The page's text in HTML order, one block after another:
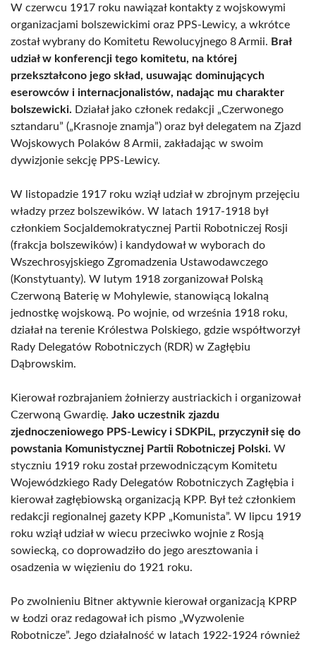
W czerwcu 1917 roku nawiązał kontakty z wojskowymi
organizacjami bolszewickimi oraz PPS-Lewicy, a wkrótce
został wybrany do Komitetu Rewolucyjnego 8 Armii. Brał
udział w konferencji tego komitetu, na której
przekształcono jego skład, usuwając dominujących
eserowców i internacjonalistów, nadając mu charakter
bolszewicki. Działał jako członek redakcji „Czerwonego
sztandaru” („Krasnoje znamja”) oraz był delegatem na Zjazd
Wojskowych Polaków 8 Armii, zakładając w swoim
dywizjonie sekcję PPS-Lewicy.
W listopadzie 1917 roku wziął udział w zbrojnym przejęciu
władzy przez bolszewików. W latach 1917-1918 był
członkiem Socjaldemokratycznej Partii Robotniczej Rosji
(frakcja bolszewików) i kandydował w wyborach do
Wszechrosyjskiego Zgromadzenia Ustawodawczego
(Konstytuanty). W lutym 1918 zorganizował Polską
Czerwoną Baterię w Mohylewie, stanowiącą lokalną
jednostkę wojskową. Po wojnie, od września 1918 roku,
działał na terenie Królestwa Polskiego, gdzie współtworzył
Rady Delegatów Robotniczych (RDR) w Zagłębiu
Dąbrowskim.
Kierował rozbrajaniem żołnierzy austriackich i organizował
Czerwoną Gwardię. Jako uczestnik zjazdu
zjednoczeniowego PPS-Lewicy i SDKPiL, przyczynił się do
powstania Komunistycznej Partii Robotniczej Polski. W
styczniu 1919 roku został przewodniczącym Komitetu
Wojewódzkiego Rady Delegatów Robotniczych Zagłębia i
kierował zagłębiowską organizacją KPP. Był też członkiem
redakcji regionalnej gazety KPP „Komunista”. W lipcu 1919
roku wziął udział w wiecu przeciwko wojnie z Rosją
sowiecką, co doprowadziło do jego aresztowania i
osadzenia w więzieniu do 1921 roku.
Po zwolnieniu Bitner aktywnie kierował organizacją KPRP
w Łodzi oraz redagował ich pismo „Wyzwolenie
Robotnicze”. Jego działalność w latach 1922-1924 również